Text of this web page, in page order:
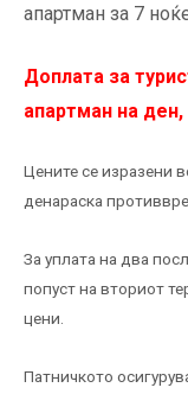
апартман за 7
Доплата за
апартман на ден,
Цените се изразени
денараска
За уплата на два
попуст на вториот
цени.
Патничкото